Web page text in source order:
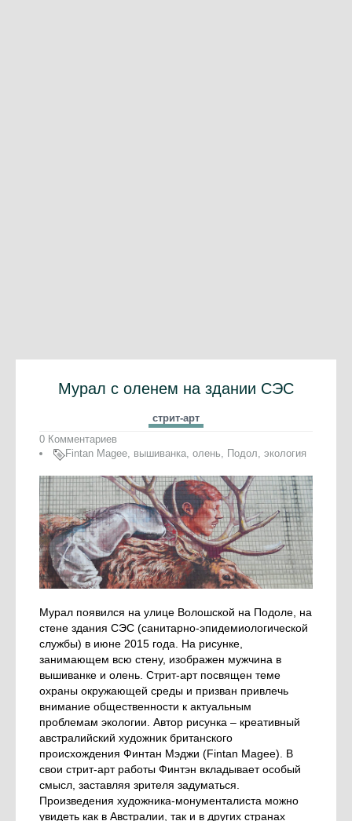
Мурал с оленем на здании СЭС
стрит-арт
0 Комментариев
Fintan Magee, вышиванка, олень, Подол, экология
Мурал появился на улице Волошской на Подоле, на
стене здания СЭС (санитарно-эпидемиологической
службы) в июне 2015 года. На рисунке,
занимающем всю стену, изображен мужчина в
вышиванке и олень. Стрит-арт посвящен теме
охраны окружающей среды и призван привлечь
внимание общественности к актуальным
проблемам экологии. Автор рисунка – креативный
австралийский художник британского
происхождения Финтан Мэджи (Fintan Magee). В
свои стрит-арт работы Финтэн вкладывает особый
смысл, заставляя зрителя задуматься.
Произведения художника-монументалиста можно
увидеть как в Австралии, так и в других странах